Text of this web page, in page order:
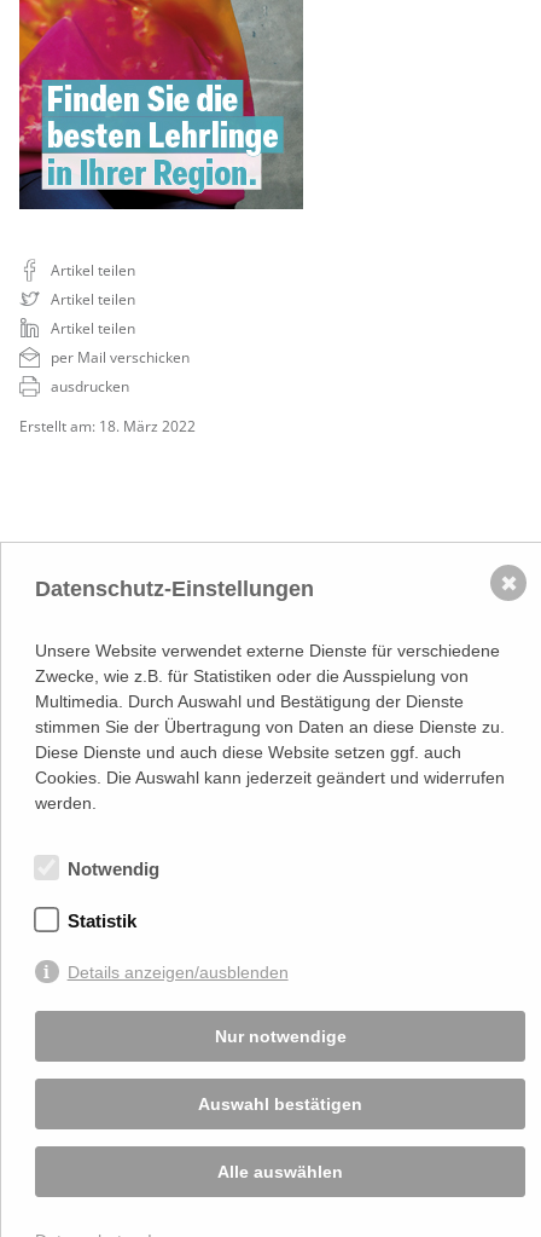
Artikel teilen
Artikel teilen
Artikel teilen
per Mail verschicken
ausdrucken
Erstellt am: 18. März 2022
Österreichischer
Wirtschaftsverlag GmbH
Adresse
Lassallestraße 7a, Unit 5, Top 101-
1
1020 Wien
(–>Google Maps)
Kontakt
Stets up-to-date:
genutzt und nicht an Dritte weitergegeben. Die T.A.I. übernimmt keine Verantwortung
über Inhalte die durch Verlinkung auf externen Seiten zur Verfügung gestellt werden.
Datenschutz-Einstellungen
Unsere Website verwendet externe Dienste für verschiedene
Zwecke, wie z.B. für Statistiken oder die Ausspielung von
Multimedia. Durch Auswahl und Bestätigung der Dienste
stimmen Sie der Übertragung von Daten an diese Dienste zu.
Diese Dienste und auch diese Website setzen ggf. auch
Cookies. Die Auswahl kann jederzeit geändert und widerrufen
werden.
Notwendig
Statistik
Details anzeigen/ausblenden
Nur notwendige
Auswahl bestätigen
Alle auswählen
✖